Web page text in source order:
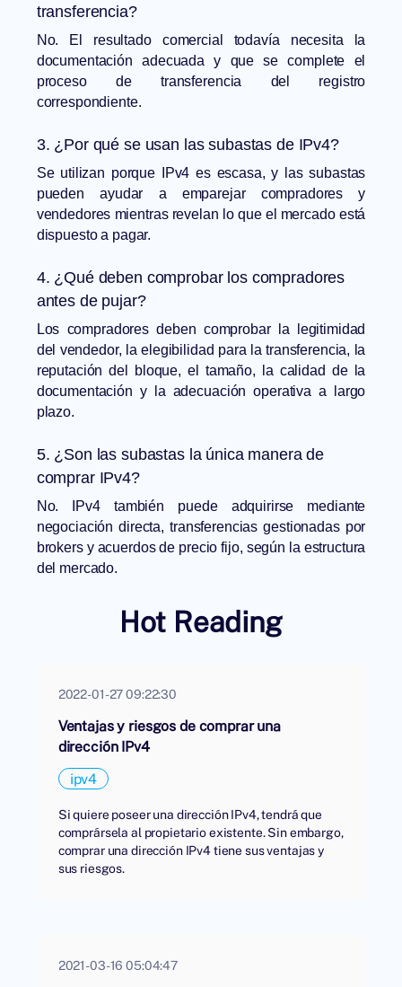
transferencia?
No. El resultado comercial todavía necesita la
documentación adecuada y que se complete el
proceso de transferencia del registro
correspondiente.
3. ¿Por qué se usan las subastas de IPv4?
Se utilizan porque IPv4 es escasa, y las subastas
pueden ayudar a emparejar compradores y
vendedores mientras revelan lo que el mercado está
dispuesto a pagar.
4. ¿Qué deben comprobar los compradores
antes de pujar?
Los compradores deben comprobar la legitimidad
del vendedor, la elegibilidad para la transferencia, la
reputación del bloque, el tamaño, la calidad de la
documentación y la adecuación operativa a largo
plazo.
5. ¿Son las subastas la única manera de
comprar IPv4?
No. IPv4 también puede adquirirse mediante
negociación directa, transferencias gestionadas por
brokers y acuerdos de precio fijo, según la estructura
del mercado.
Hot Reading
2022-01-27 09:22:30
Ventajas y riesgos de comprar una
dirección IPv4
ipv4
Si quiere poseer una dirección IPv4, tendrá que
comprársela al propietario existente. Sin embargo,
comprar una dirección IPv4 tiene sus ventajas y
sus riesgos.
2021-03-16 05:04:47